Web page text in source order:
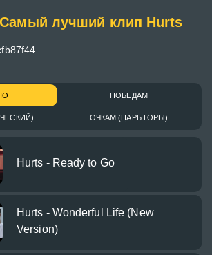
Самый лучший клип Hurts
ПОБЕДАМ
ОЧКАМ (ЦАРЬ ГОРЫ)
Hurts - Ready to Go
Hurts - Wonderful Life (New
Version)